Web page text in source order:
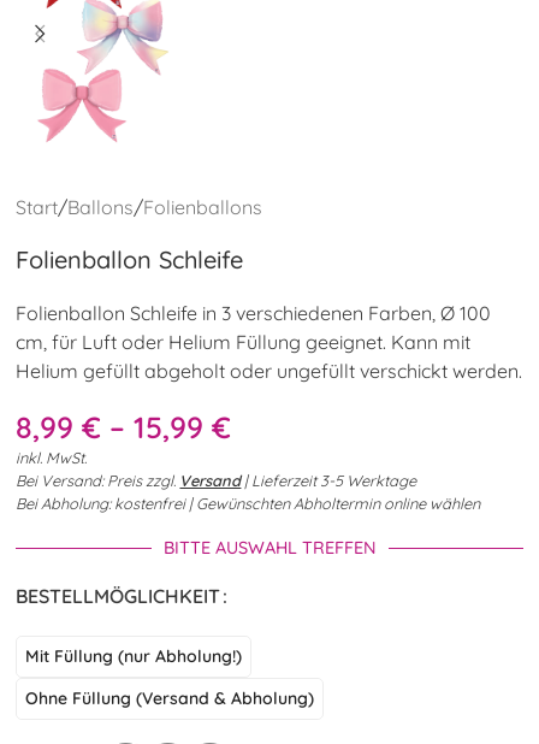
Start/Ballons/Folienballons
Folienballon Schleife
Folienballon Schleife in 3 verschiedenen Farben, Ø 100
cm, für Luft oder Helium Füllung geeignet. Kann mit
Helium gefüllt abgeholt oder ungefüllt verschickt werden.
8,99€ –15,99€
inkl. MwSt.
Bei Versand: Preis zzgl. Versand| Lieferzeit 3-5 Werktage
Bei Abholung: kostenfrei | Gewünschten Abholtermin online wählen
BITTE AUSWAHL TREFFEN
BESTELLMÖGLICHKEIT
Mit Füllung (nur Abholung!)
Ohne Füllung (Versand & Abholung)